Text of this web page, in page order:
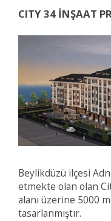
CITY 34 İNŞAAT
Beylikdüzü ilçesi
etmekte olan olan
alanı üzerine 5000
tasarlanmıştır.